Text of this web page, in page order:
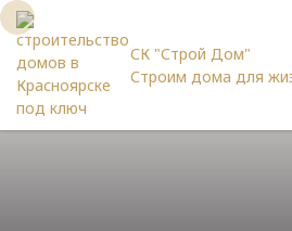
СК "Строй Дом"
Строим дома для